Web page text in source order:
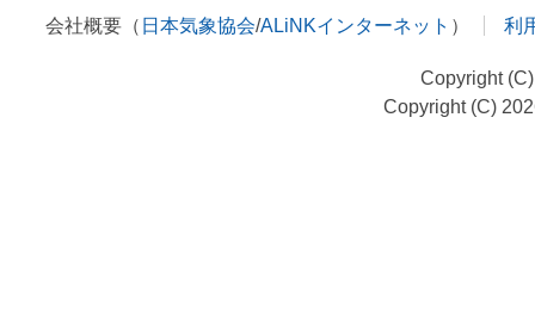
会社概要（ 日本気象協会/ALiNKインターネット ） 利
Copyright
Copyright (C)